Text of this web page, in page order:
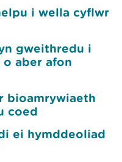
i wella cyflwr
gweithredu i
aber afon
bioamrywiaeth
coed
ei hymddeoliad